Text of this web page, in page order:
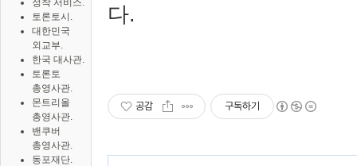
정착 서비스.
토론토시.
대한민국
외교부.
한국 대사관.
토론토
총영사관.
몬트리올
총영사관.
밴쿠버
총영사관.
동포재단.
다.
공감 구독하기